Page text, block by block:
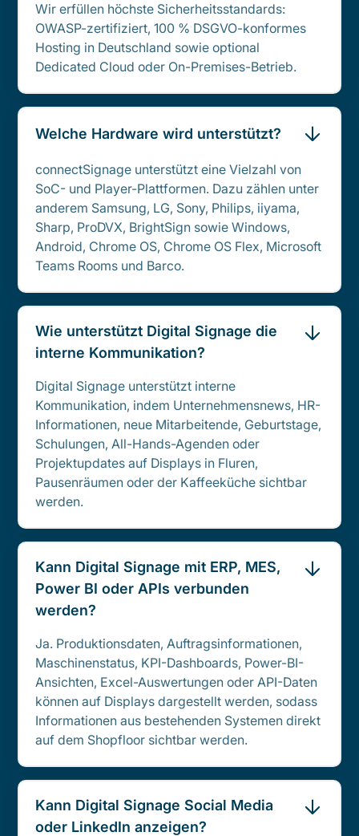
Wir erfüllen höchste Sicherheitsstandards:
OWASP-zertifiziert, 100 % DSGVO-konformes
Hosting in Deutschland sowie optional
Dedicated Cloud oder On-Premises-Betrieb.
Welche Hardware wird unterstützt?
connectSignage unterstützt eine Vielzahl von
SoC- und Player-Plattformen. Dazu zählen unter
anderem Samsung, LG, Sony, Philips, iiyama,
Sharp, ProDVX, BrightSign sowie Windows,
Android, Chrome OS, Chrome OS Flex, Microsoft
Teams Rooms und Barco.
Wie unterstützt Digital Signage die
interne Kommunikation?
Digital Signage unterstützt interne
Kommunikation, indem Unternehmensnews, HR-
Informationen, neue Mitarbeitende, Geburtstage,
Schulungen, All-Hands-Agenden oder
Projektupdates auf Displays in Fluren,
Pausenräumen oder der Kaffeeküche sichtbar
werden.
Kann Digital Signage mit ERP, MES,
Power BI oder APIs verbunden
werden?
Ja. Produktionsdaten, Auftragsinformationen,
Maschinenstatus, KPI-Dashboards, Power-BI-
Ansichten, Excel-Auswertungen oder API-Daten
können auf Displays dargestellt werden, sodass
Informationen aus bestehenden Systemen direkt
auf dem Shopfloor sichtbar werden.
Kann Digital Signage Social Media
oder LinkedIn anzeigen?